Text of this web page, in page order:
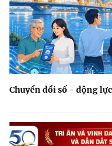
Chuyển đổi số - động